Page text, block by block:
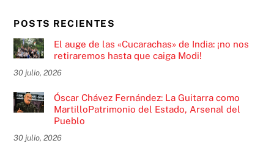
POSTS RECIENTES
El auge de las «Cucarachas» de India: ¡no nos
retiraremos hasta que caiga Modi!
30 julio, 2026
Óscar Chávez Fernández: La Guitarra como
MartilloPatrimonio del Estado, Arsenal del
Pueblo
30 julio, 2026